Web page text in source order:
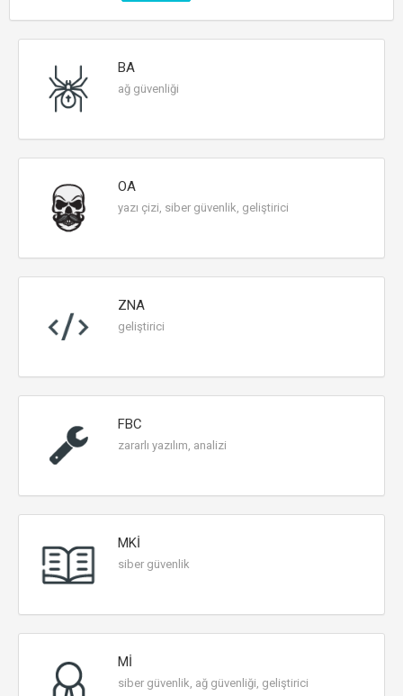
BA
ağ güvenliği
OA
yazı çizi, siber güvenlik, geliştirici
ZNA
geliştirici
FBC
zararlı yazılım, analizi
MKİ
siber güvenlik
Mİ
siber güvenlik, ağ güvenliği, geliştirici